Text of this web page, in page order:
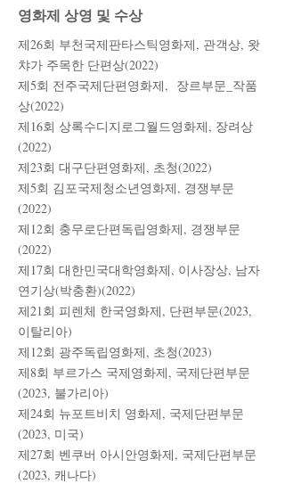
​영화제 상영 및 수상
​제26회 부천국제판타스틱영화제, 관객상, 왓
챠가 주목한 단편상(2022)
제5회 전주국제단편영화제, 장르부문_작품
상(2022)
제16회 상록수디지로그월드영화제, 장려상
(2022)
제23회 대구단편영화제, 초청(2022)
제5회 김포국제청소년영화제, 경쟁부문
(2022)
제12회 충무로단편독립영화제, 경쟁부문
(2022)
​제17회 대한민국대학영화제, 이사장상, 남자
연기상(박충환)(2022)
제21회 피렌체 한국영화제, 단편부문(2023,
이탈리아)
​제12회 광주독립영화제, 초청(2023)
​제8회 부르가스 국제영화제, 국제단편부문
(2023, 불가리아)
​제24회 뉴포트비치 영화제, 국제단편부문
(2023, 미국)
​제27회 벤쿠버 아시안영화제, 국제단편부문
(2023, 캐나다)